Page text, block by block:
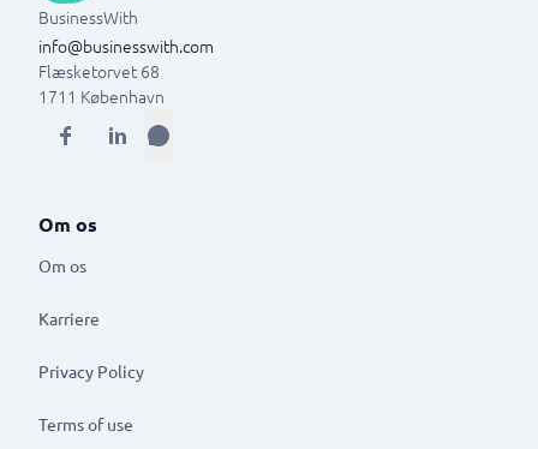
BusinessWith
info@businesswith.com
Flæsketorvet 68
1711 København
Om os
Om os
Karriere
Privacy Policy
Terms of use